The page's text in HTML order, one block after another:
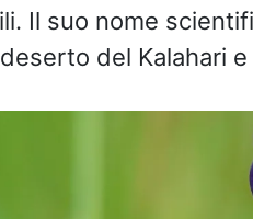
Il suo nome
del Kalahari